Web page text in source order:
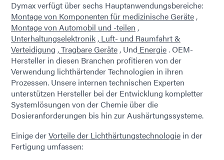
Dymax verfügt über sechs Hauptanwendungsbereiche:
Montage von Komponenten für medizinische Geräte ,
Montage von Automobil und -teilen ,
Unterhaltungselektronik , Luft- und Raumfahrt &
Verteidigung ,Tragbare Geräte , Und Energie. OEM-
Hersteller in diesen Branchen profitieren von der
Verwendung lichthärtender Technologien in ihren
Prozessen. Unsere internen technischen Experten
unterstützen Hersteller bei der Entwicklung kompletter
Systemlösungen von der Chemie über die
Dosieranforderungen bis hin zur Aushärtungssysteme.
Einige derVorteile der Lichthärtungstechnologie in der
Fertigung umfassen: